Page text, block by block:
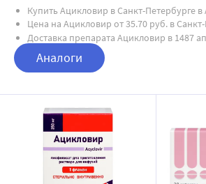
Купить Ацикловир в Санкт-Петербурге в
Цена на Ацикловир от 35.70 руб. в
Доставка препарата Ацикловир в 1487
Аналоги